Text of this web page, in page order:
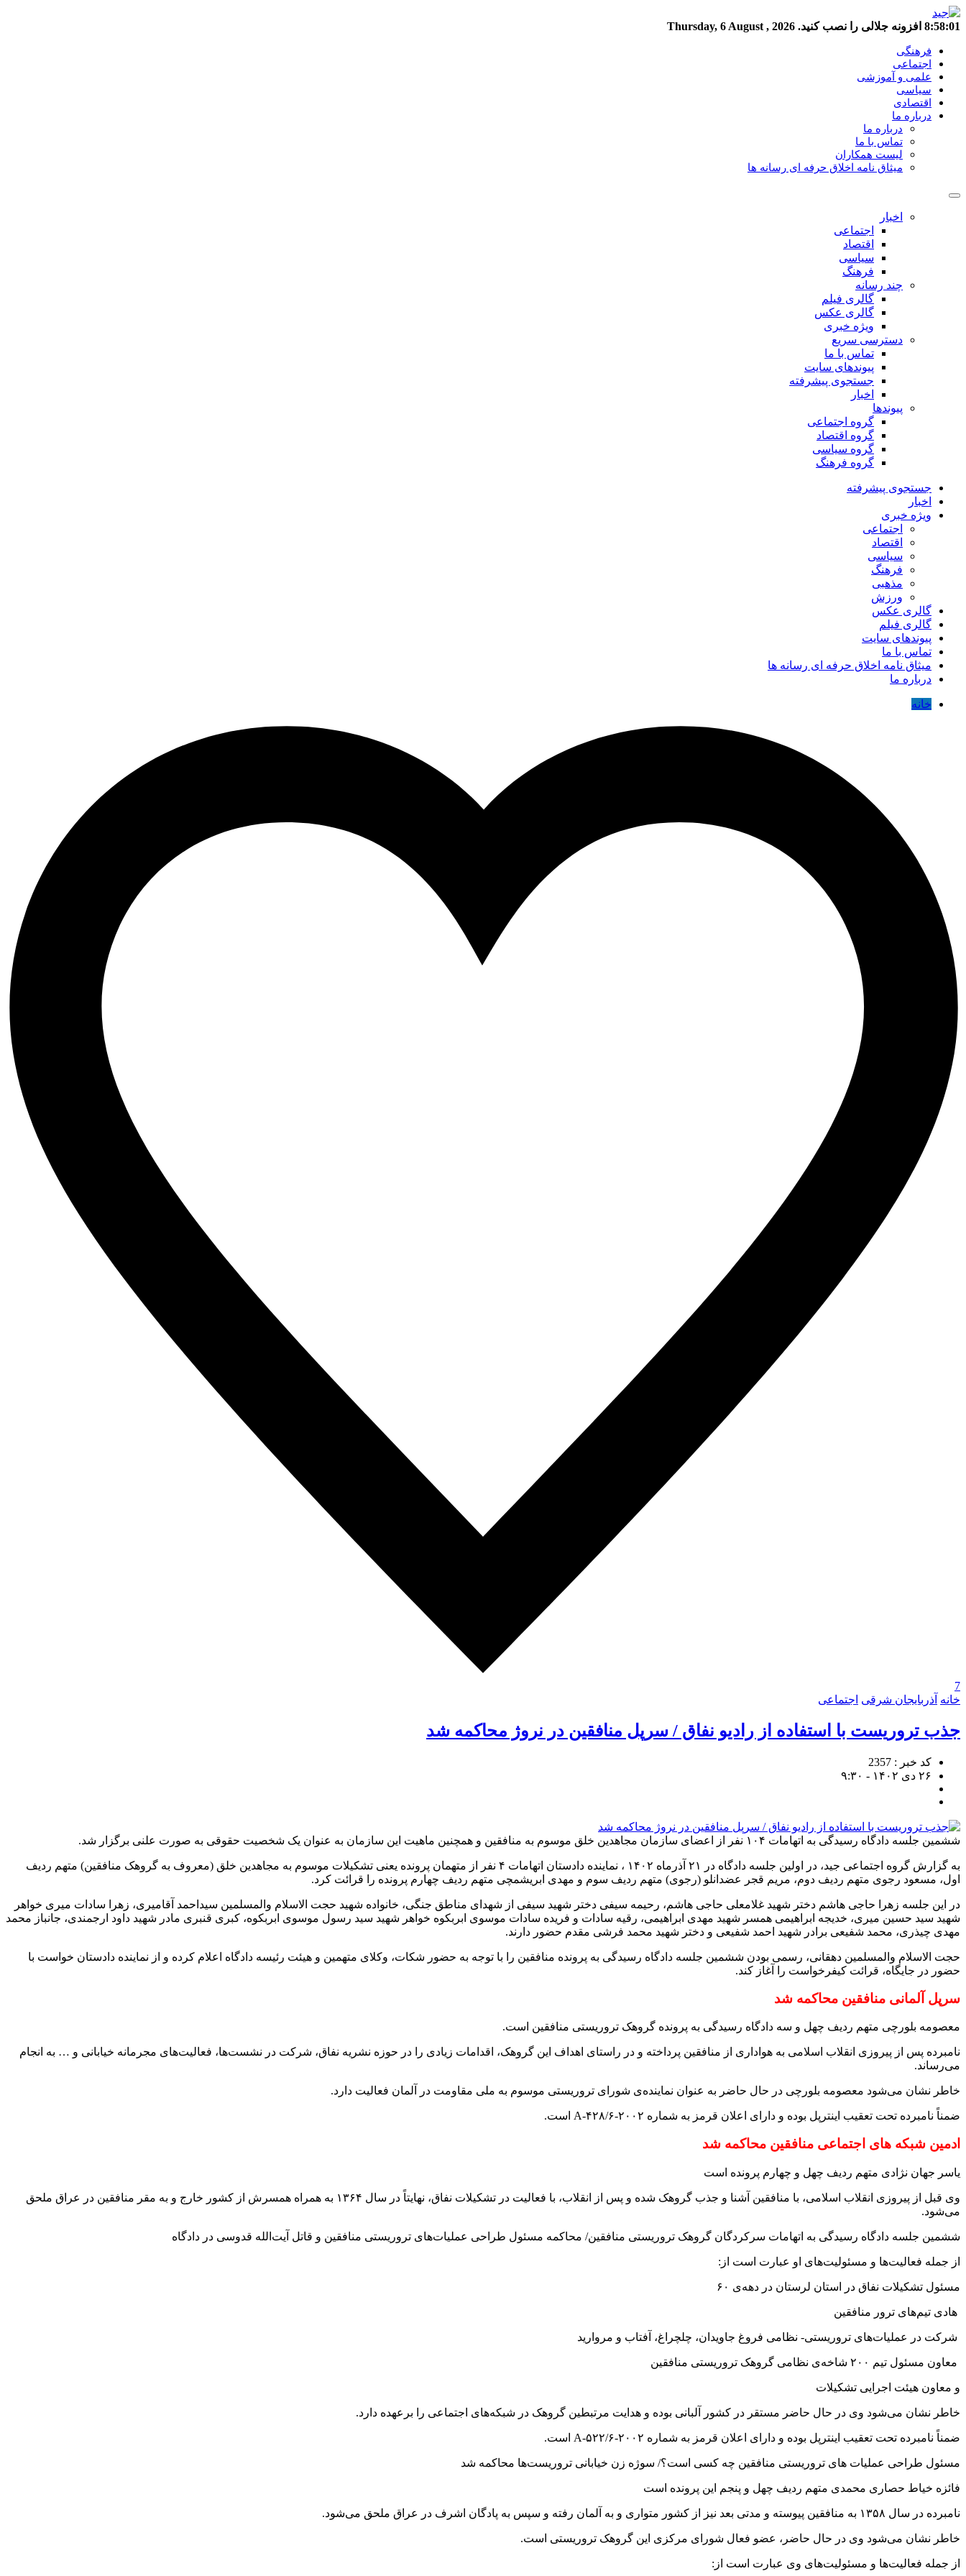
8:58:02 افزونه جلالی را نصب کنید. Thursday, 6 August , 2026
فرهنگی
اجتماعی
علمی و آموزشی
سیاسی
اقتصادی
درباره ما
درباره ما
تماس با ما
لیست همکاران
میثاق نامه اخلاق حرفه ای رسانه ها
اخبار
اجتماعی
اقتصاد
سیاسی
فرهنگ
چند رسانه
گالری فیلم
گالری عکس
ویژه خبری
دسترسی سریع
تماس با ما
پیوندهای سایت
جستجوی پیشرفته
اخبار
پیوندها
گروه اجتماعی
گروه اقتصاد
گروه سیاسی
گروه فرهنگ
جستجوی پیشرفته
اخبار
ویژه خبری
اجتماعی
اقتصاد
سیاسی
فرهنگ
مذهبی
ورزش
گالری عکس
گالری فیلم
پیوندهای سایت
تماس با ما
میثاق نامه اخلاق حرفه ای رسانه ها
درباره ما
خانه
7
خانه آذربایجان شرقی اجتماعی
جذب تروریست با استفاده از رادیو نفاق / سرپل منافقین در نروژ محاکمه شد
کد خبر : 2357
۲۶ دی ۱۴۰۲ - ۹:۳۰
ششمین جلسه دادگاه رسیدگی به اتهامات ۱۰۴ نفر از اعضای سازمان مجاهدین خلق موسوم به منافقین و همچنین ماهیت این سازمان به عنوان یک شخصیت حقوقی به صورت علنی برگزار شد.
به گزارش گروه اجتماعی جید، در اولین جلسه دادگاه در ۲۱ آذرماه ۱۴۰۲ ، نماینده دادستان اتهامات ۴ نفر از متهمان پرونده یعنی تشکیلات موسوم به مجاهدین خلق (معروف به گروهک منافقین) متهم ردیف
اول، مسعود رجوی متهم ردیف دوم، مریم قجر عضدانلو (رجوی) متهم ردیف سوم و مهدی ابریشمچی متهم ردیف چهارم پرونده را قرائت کرد.
در این جلسه زهرا حاجی هاشم دختر شهید غلامعلی حاجی هاشم، رحیمه سیفی دختر شهید سیفی از شهدای مناطق جنگی، خانواده شهید حجت الاسلام والمسلمین سیداحمد آقامیری، زهرا سادات میری خواهر
شهید سید حسین میری، خدیجه ابراهیمی همسر شهید مهدی ابراهیمی، رقیه سادات و فریده سادات موسوی ابربکوه خواهر شهید سید رسول موسوی ابربکوه، کبری قنبری مادر شهید داود ارجمندی، جانباز محمد
مهدی چیذری، محمد شفیعی برادر شهید احمد شفیعی و دختر شهید محمد فرشی مقدم حضور دارند.
حجت الاسلام والمسلمین دهقانی، رسمی بودن ششمین جلسه دادگاه رسیدگی به پرونده منافقین را با توجه به حضور شکات، وکلای متهمین و هیئت رئیسه دادگاه اعلام کرده و از نماینده دادستان خواست با
حضور در جایگاه، قرائت کیفرخواست را آغاز کند.
سرپل آلمانی منافقین محاکمه شد
معصومه بلورچی متهم ردیف چهل و سه دادگاه رسیدگی به پرونده گروهک تروریستی منافقین است.
نامبرده پس از پیروزی انقلاب اسلامی به هواداری از منافقین پرداخته و در راستای اهداف این گروهک، اقدامات زیادی را در حوزه نشریه نفاق، شرکت در نشست‌ها، فعالیت‌های مجرمانه خیابانی و … به انجام
می‌رساند.
خاطر نشان می‌شود معصومه بلورچی در حال حاضر به عنوان نماینده‌ی شورای تروریستی موسوم به ملی مقاومت در آلمان فعالیت دارد.
ضمناً نامبرده تحت تعقیب اینترپل بوده و دارای اعلان قرمز به شماره A-۴۲۸/۶-۲۰۰۲ است.
ادمین شبکه های اجتماعی منافقین محاکمه شد
یاسر جهان نژادی متهم ردیف چهل و چهارم پرونده است
وی قبل از پیروزی انقلاب اسلامی، با منافقین آشنا و جذب گروهک شده و پس از انقلاب، با فعالیت در تشکیلات نفاق، نهایتاً در سال ۱۳۶۴ به همراه همسرش از کشور خارج و به مقر منافقین در عراق ملحق
می‌شود.
ششمین جلسه دادگاه رسیدگی به اتهامات سرکردگان گروهک تروریستی منافقین/ محاکمه مسئول طراحی عملیات‌های تروریستی منافقین و قاتل آیت‌الله قدوسی در دادگاه
از جمله فعالیت‌ها و مسئولیت‌های او عبارت است از:
مسئول تشکیلات نفاق در استان لرستان در دهه‌ی ۶۰
هادی تیم‌های ترور منافقین
شرکت در عملیات‌های تروریستی- نظامی فروغ جاویدان، چلچراغ، آفتاب و مروارید
معاون مسئول تیم ۲۰۰ شاخه‌ی نظامی گروهک تروریستی منافقین
و معاون هیئت اجرایی تشکیلات
خاطر نشان می‌شود وی در حال حاضر مستقر در کشور آلبانی بوده و هدایت مرتبطین گروهک در شبکه‌های اجتماعی را برعهده دارد.
ضمناً نامبرده تحت تعقیب اینترپل بوده و دارای اعلان قرمز به شماره A-۵۲۲/۶-۲۰۰۲ است.
مسئول طراحی عملیات های تروریستی منافقین چه کسی است؟/ سوژه زن خیابانی تروریست‌ها محاکمه شد
فائزه خیاط حصاری محمدی متهم ردیف چهل و پنجم این پرونده است
نامبرده در سال ۱۳۵۸ به منافقین پیوسته و مدتی بعد نیز از کشور متواری و به آلمان رفته و سپس به پادگان اشرف در عراق ملحق می‌شود.
خاطر نشان می‌شود وی در حال حاضر، عضو فعال شورای مرکزی این گروهک تروریستی است.
از جمله فعالیت‌ها و مسئولیت‌های وی عبارت است از: